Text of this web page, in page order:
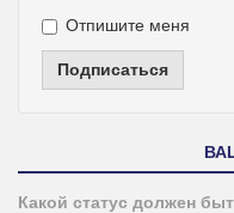
Отпишите меня
Подписаться
Какой статус должен